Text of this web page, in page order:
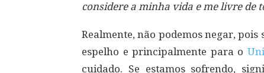
considere a minha vida e me livre de
Realmente, não podemos negar,
espelho e principalmente para o
cuidado. Se estamos sofrendo,